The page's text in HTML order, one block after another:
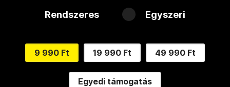
Rendszeres Egyszeri
9 990 Ft 19 990 Ft 49 990 Ft
Egyedi támogatás